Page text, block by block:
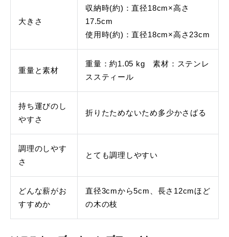
大きさ
収納時(約)：直径18cm×高さ
17.5cm
使用時(約)：直径18cm×高さ23cm
重量と素材
重量：約1.05 kg 素材：ステンレ
ススティール
持ち運びのし
やすさ
折りたためないため多少かさばる
調理のしやす
さ
とても調理しやすい
どんな薪がお
すすめか
直径3cmから5cm、長さ12cmほど
の木の枝